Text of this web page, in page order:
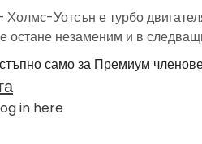
Уотсън е турбо
остане незаменим и в
само за Премиум
in here